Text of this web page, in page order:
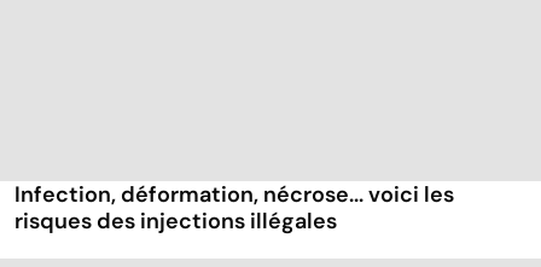
Infection, déformation, nécrose... voici les
risques des injections illégales